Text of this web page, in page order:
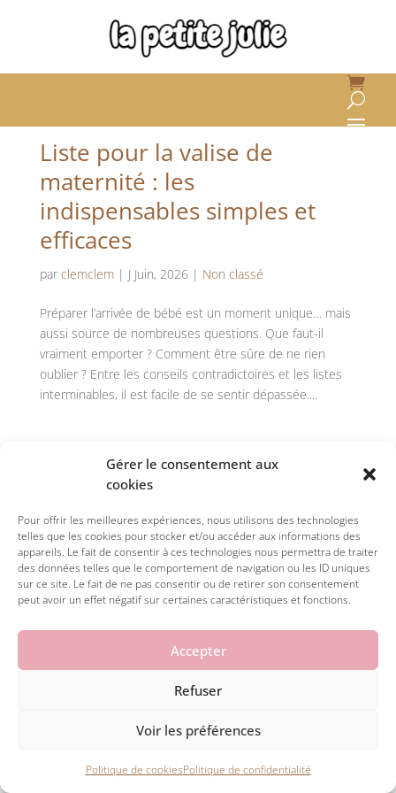
Gérer le consentement aux
cookies
Pour offrir les meilleures expériences, nous utilisons des technologies
telles que les cookies pour stocker et/ou accéder aux informations des
appareils. Le fait de consentir à ces technologies nous permettra de traiter
des données telles que le comportement de navigation ou les ID uniques
sur ce site. Le fait de ne pas consentir ou de retirer son consentement
peut avoir un effet négatif sur certaines caractéristiques et fonctions.
Accepter
Refuser
Voir les préférences
Politique de cookiesPolitique de confidentialité
Liste pour la valise de
maternité : les
indispensables simples et
efficaces
par clemclem| J Juin, 2026| Non classé
Préparer l’arrivée de bébé est un moment unique… mais
aussi source de nombreuses questions. Que faut-il
vraiment emporter ? Comment être sûre de ne rien
oublier ? Entre les conseils contradictoires et les listes
interminables, il est facile de se sentir dépassée....
© 2026 la petite julie. Tous droits réservés.
